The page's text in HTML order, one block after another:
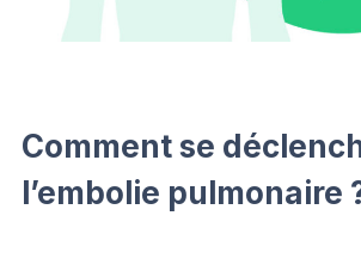
Comment se
l’embolie pulmonaire